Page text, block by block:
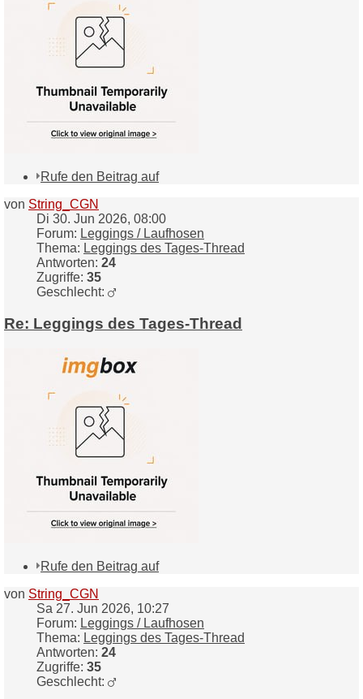
Rufe den Beitrag auf
von String_CGN
Di 30. Jun 2026, 08:00
Forum: Leggings / Laufhosen
Thema: Leggings des Tages-Thread
Antworten: 24
Zugriffe: 35
Geschlecht:
Re: Leggings des Tages-Thread
Rufe den Beitrag auf
von String_CGN
Sa 27. Jun 2026, 10:27
Forum: Leggings / Laufhosen
Thema: Leggings des Tages-Thread
Antworten: 24
Zugriffe: 35
Geschlecht: